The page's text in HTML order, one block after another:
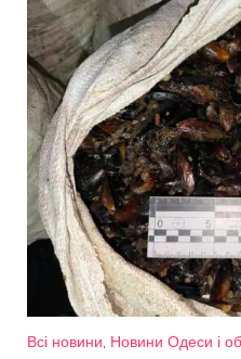
Всі новини, Новини Одеси і